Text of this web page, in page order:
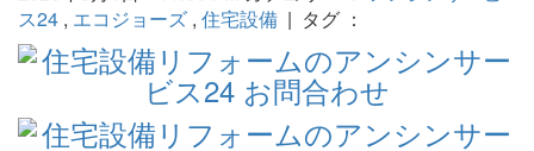
ス24 , エコジョーズ , 住宅設備 | タグ ：